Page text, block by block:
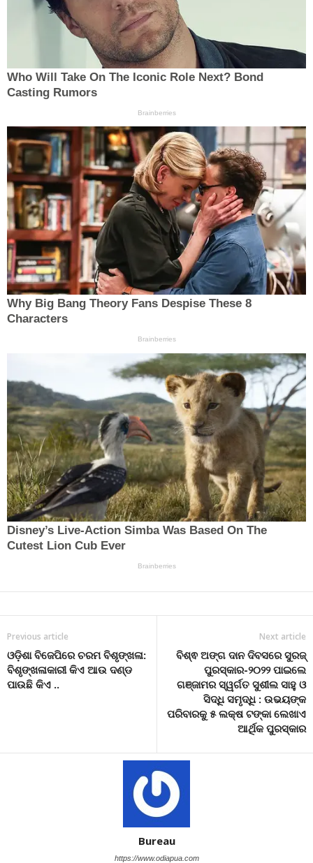
Previous article
ଓଡ଼ିଶା ବିଜେପିରେ ଚରମ ବିଶୃଙ୍ଖଳା:
ବିଶୃଙ୍ଖଳାକାରୀ କିଏ ଆଉ ଦଣ୍ଡ
ପାଉଛି କିଏ ..
Next article
ବିଶ୍ଵ ଅଙ୍ଗ ଦାନ ଦିବସରେ ସୁରଜ୍
ପୁରସ୍କାର-୨୦୨୨ ପାଇଲେ
ଗଞ୍ଜାମର ସ୍ୱର୍ଗତ ସୁଶୀଲ ସାହୁ ଓ
ସିଦ୍ଧି ସମୃଦ୍ଧି : ଉଭୟଙ୍କ
ପରିବାରକୁ ୫ ଲକ୍ଷ ଟଙ୍କା ଲେଖାଏ
ଆର୍ଥିକ ପୁରସ୍କାର
Bureau
https://www.odiapua.com